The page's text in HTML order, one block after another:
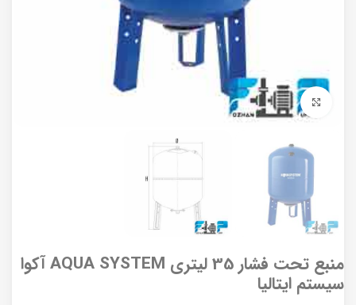
برای بزرگنمایی کلیک کنید
منبع تحت فشار 35 لیتری AQUA SYSTEM آکوا
سیستم ایتالیا